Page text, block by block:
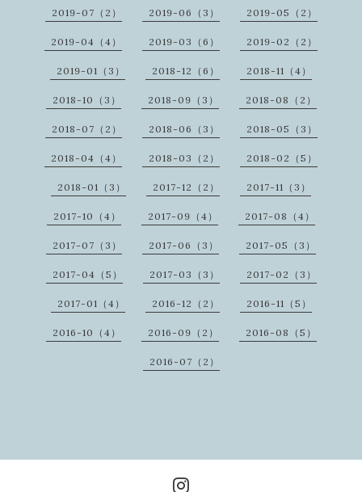
2019-07（2） 2019-06（3） 2019-05（2）
2019-04（4） 2019-03（6） 2019-02（2）
2019-01（3） 2018-12（6） 2018-11（4）
2018-10（3） 2018-09（3） 2018-08（2）
2018-07（2） 2018-06（3） 2018-05（3）
2018-04（4） 2018-03（2） 2018-02（5）
2018-01（3） 2017-12（2） 2017-11（3）
2017-10（4） 2017-09（4） 2017-08（4）
2017-07（3） 2017-06（3） 2017-05（3）
2017-04（5） 2017-03（3） 2017-02（3）
2017-01（4） 2016-12（2） 2016-11（5）
2016-10（4） 2016-09（2） 2016-08（5）
2016-07（2）